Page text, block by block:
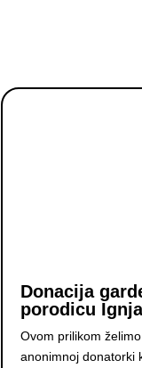
Donacija
porodicu
Ovom prilikom
anonimnoj donatorki